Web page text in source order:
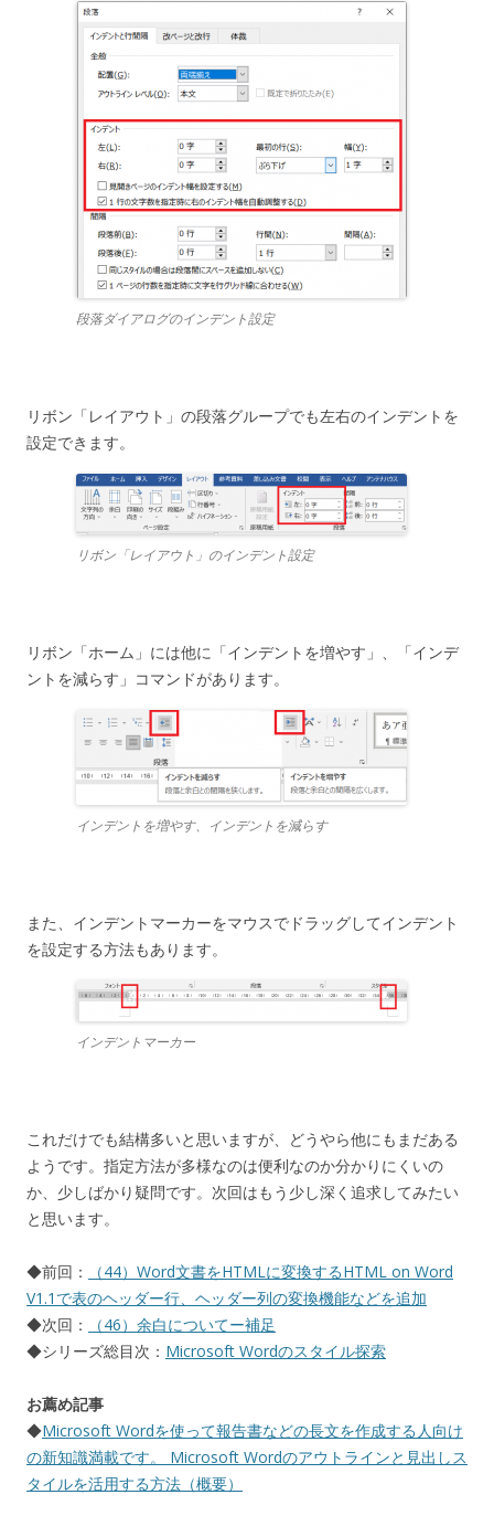
段落ダイアログのインデント設定
リボン「レイアウト」の段落グループでも左右のインデントを
設定できます。
リボン「レイアウト」のインデント設定
リボン「ホーム」には他に「インデントを増やす」、「インデ
ントを減らす」コマンドがあります。
インデントを増やす、インデントを減らす
また、インデントマーカーをマウスでドラッグしてインデント
を設定する方法もあります。
インデントマーカー
これだけでも結構多いと思いますが、どうやら他にもまだある
ようです。指定方法が多様なのは便利なのか分かりにくいの
か、少しばかり疑問です。次回はもう少し深く追求してみたい
と思います。
◆前回：
（44）Word文書をHTMLに変換するHTML on Word
V1.1で表のヘッダー行、ヘッダー列の変換機能などを追加
◆次回：
（46）余白についてー補足
◆シリーズ総目次： Microsoft Wordのスタイル探索
お薦め記事
◆Microsoft Wordを使って報告書などの長文を作成する人向け
の新知識満載です。 Microsoft Wordのアウトラインと見出しス
タイルを活用する方法（概要）